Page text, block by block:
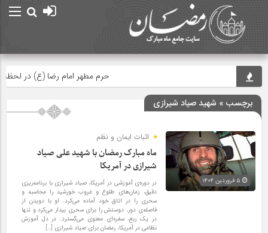
حرم مطهر امام رضا (ع) در لحظه
برچسب » شهید صیاد شیرازی
اثبات ایمان و نظم
ماه مبارک رمضان با شهید علی صیاد
شیرازی در آمریکا
در دوره‌ی آموزشی در آمریکا، صیاد شیرازی با برنامه‌ریزی
دقیق، زمان‌های طلوع و غروب خورشید را محاسبه و
سحری را در اتاق خود آماده می‌کرد. او با دویدن از
فاصله‌ی دور، دوستش را برای سحری بیدار می‌کرد و تنها
در یک ربع، سفره‌ای معنوی می‌گسترد. در دل آموزش
نظامی در آمریکا، رمضان برای صیاد شیرازی […]